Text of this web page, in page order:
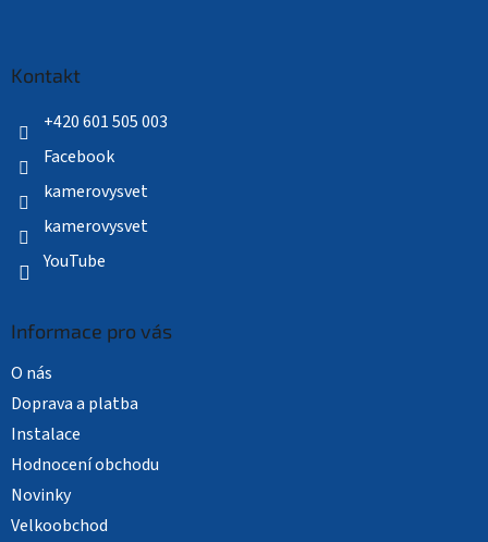
Kontakt
+420 601 505 003
Facebook
kamerovysvet
kamerovysvet
YouTube
Informace pro vás
O nás
Doprava a platba
Instalace
Hodnocení obchodu
Novinky
Velkoobchod